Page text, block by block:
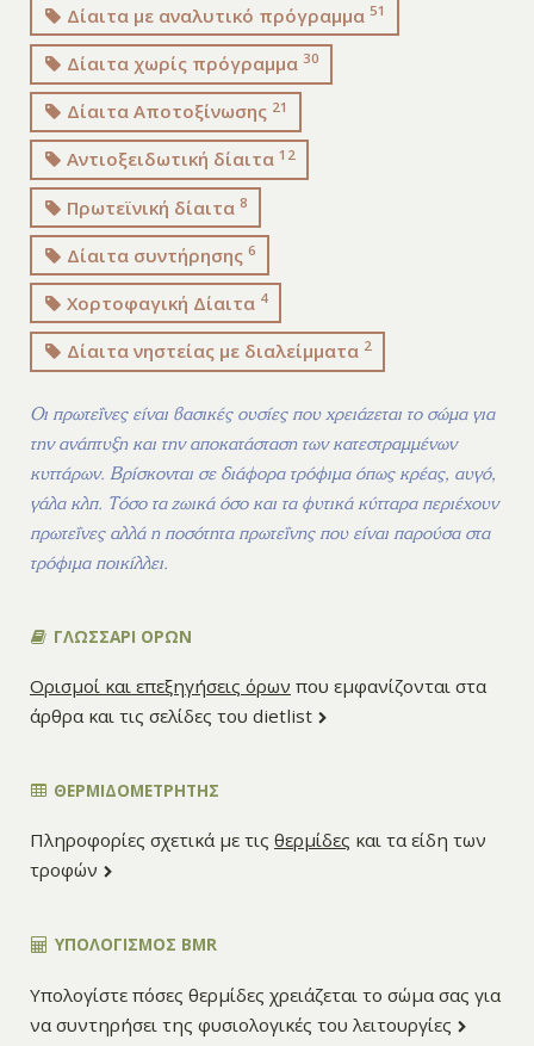
Δίαιτα με αναλυτικό πρόγραμμα51
Δίαιτα χωρίς πρόγραμμα 30
Δίαιτα Αποτοξίνωσης 21
Αντιοξειδωτική δίαιτα 12
Πρωτεϊνική δίαιτα8
Δίαιτα συντήρησης6
Χορτοφαγική Δίαιτα 4
Δίαιτα νηστείας με διαλείμματα 2
Οι πρωτεΐνες είναι βασικές ουσίες που χρειάζεται το σώμα για
την ανάπτυξη και την αποκατάσταση των κατεστραμμένων
κυττάρων. Βρίσκονται σε διάφορα τρόφιμα όπως κρέας, αυγό,
γάλα κλπ. Τόσο τα ζωικά όσο και τα φυτικά κύτταρα περιέχουν
πρωτεΐνες αλλά η ποσότητα πρωτεΐνης που είναι παρούσα στα
τρόφιμα ποικίλλει.
ΓΛΩΣΣΑΡΙ ΟΡΩΝ
Ορισμοί και επεξηγήσεις όρων που εμφανίζονται στα
άρθρα και τις σελίδες του dietlist
ΘΕΡΜΙΔΟΜΕΤΡΗΤΗΣ
Πληροφορίες σχετικά με τις θερμίδες και τα είδη των
τροφών
ΥΠΟΛΟΓΙΣΜΌΣ BMR
Υπολογίστε πόσες θερμίδες χρειάζεται το σώμα σας για
να συντηρήσει της φυσιολογικές του λειτουργίες